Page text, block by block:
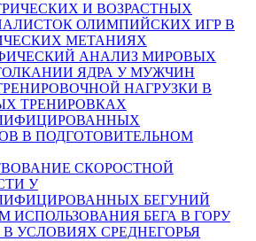
И ВОЗРАСТНЫХ
ОЛИМПИЙСКИХ ИГР В
МЕТАНИЯХ
АНАЛИЗ МИРОВЫХ
ЯДРА У МУЖЧИН
НАГРУЗКИ В
ТРЕНИРОВКАХ
В ПОДГОТОВИТЕЛЬНОМ
СКОРОСТНОЙ
У
БЕГУНИЙ
ИСПОЛЬЗОВАНИЯ БЕГА В ГОРУ
УСЛОВИЯХ СРЕДНЕГОРЬЯ